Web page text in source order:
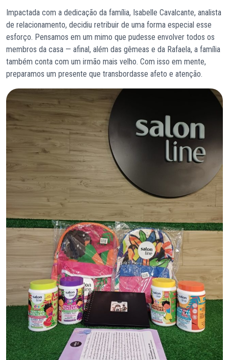
Impactada com a dedicação da família, Isabelle Cavalcante, analista
de relacionamento, decidiu retribuir de uma forma especial esse
esforço. Pensamos em um mimo que pudesse envolver todos os
membros da casa — afinal, além das gêmeas e da Rafaela, a família
também conta com um irmão mais velho. Com isso em mente,
preparamos um presente que transbordasse afeto e atenção.